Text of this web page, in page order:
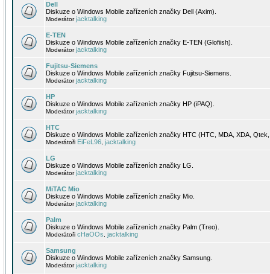
Dell
Diskuze o Windows Mobile zařízeních značky Dell (Axim).
Moderátorjacktalking
E-TEN
Diskuze o Windows Mobile zařízeních značky E-TEN (Glofiish).
Moderátorjacktalking
Fujitsu-Siemens
Diskuze o Windows Mobile zařízeních značky Fujitsu-Siemens.
Moderátorjacktalking
HP
Diskuze o Windows Mobile zařízeních značky HP (iPAQ).
Moderátorjacktalking
HTC
Diskuze o Windows Mobile zařízeních značky HTC (HTC, MDA, XDA,
Moderátoři EiFeL96 jacktalking
LG
Diskuze o Windows Mobile zařízeních značky LG.
Moderátorjacktalking
MiTAC Mio
Diskuze o Windows Mobile zařízeních značky Mio.
Moderátorjacktalking
Palm
Diskuze o Windows Mobile zařízeních značky Palm (Treo).
Moderátoři cHaOOs jacktalking
Samsung
Diskuze o Windows Mobile zařízeních značky Samsung.
Moderátorjacktalking